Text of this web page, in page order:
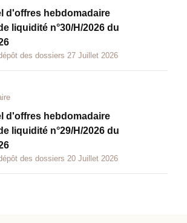
d'offres hebdomadaire
liquidité n°30/H/2026 du
des dossiers 27 Juillet 2026
d'offres hebdomadaire
liquidité n°29/H/2026 du
des dossiers 20 Juillet 2026